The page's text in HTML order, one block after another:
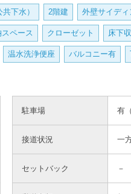
下水） 2階建 外壁サイディ
スペース クローゼット 床下
温水洗浄便座 バルコニー有
駐車場 有
接道状況 一
セットバック －